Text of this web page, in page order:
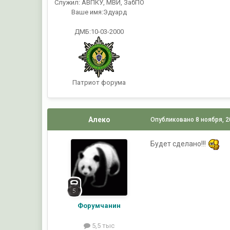
Служил:АВПКУ, МВИ, ЗабПО
Ваше имя:Эдуард
ДМБ:10-03-2000
Патриот форума
Алеко
Форумчанин
5,5 тыс
Опубликовано8 ноября,
Будет сделано!!!